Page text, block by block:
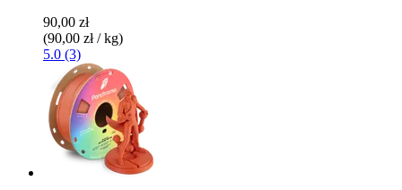
90,00 zł
(90,00 zł / kg)
5.0 (3)